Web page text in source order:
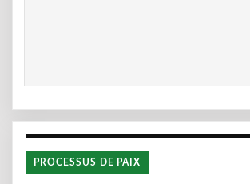
PROCESSUS DE PAIX